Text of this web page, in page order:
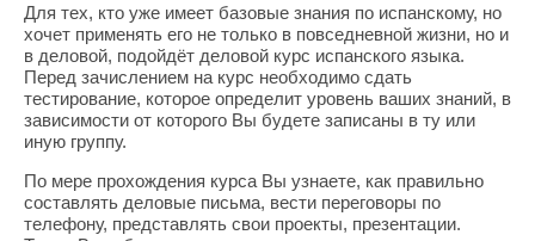
Для тех, кто уже имеет базовые знания по испанскому, но
хочет применять его не только в повседневной жизни, но и
в деловой, подойдёт деловой курс испанского языка.
Перед зачислением на курс необходимо сдать
тестирование, которое определит уровень ваших знаний, в
зависимости от которого Вы будете записаны в ту или
иную группу.
По мере прохождения курса Вы узнаете, как правильно
составлять деловые письма, вести переговоры по
телефону, представлять свои проекты, презентации.